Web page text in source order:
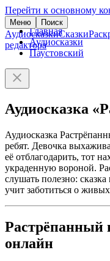
Перейти к основному
Меню Поиск
АудиосказкиСказки
редактора
Главная
Аудиосказки
Паустовский
Аудиосказка
Аудиосказка
ребят. Девочка
её отблагодарить, тот
украденную вороной.
слушать полезно:
учит заботиться о
Растрёпанный
онлайн